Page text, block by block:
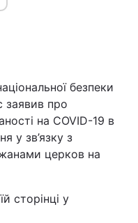
безпеки
заявив про
на COVID-19 в
у зв’язку з
церков на
сторінці у